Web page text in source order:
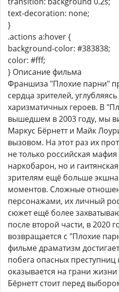
text-decoration: none;
}
.actions a:hover {
background-color: #383838;
color: #fff;
} Описание фильма
Франшиза "Плохие парни"
сердца зрителей,
харизматичных героев. В
вышедшем в 2003 году, мы
Маркус Бёрнетт и Майк
вызовом. На этот раз их
не только российская
наркобарон, но и
зрителям ещё больше
моментов. Сложные
персонажами, их личный
сюжет ещё более
после второй части, в 2020
возвращается с "Плохие
фильме драматизм
побега опасных
оказывается на грани
Бёрнетт стоит перед